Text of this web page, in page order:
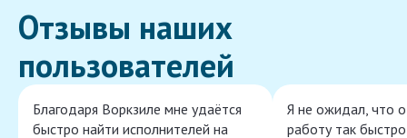
Отзывы наших
пользователей
Благодаря Воркзиле мне удаётся
быстро найти исполнителей на
Я не ожидал, что
работу так